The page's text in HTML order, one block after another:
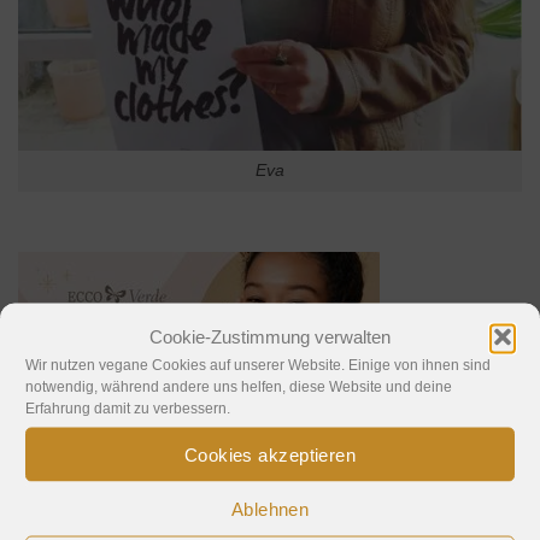
Cookie-Zustimmung verwalten
Wir nutzen vegane Cookies auf unserer Website. Einige von ihnen sind
notwendig, während andere uns helfen, diese Website und deine
Erfahrung damit zu verbessern.
Cookies akzeptieren
Ablehnen
Eva